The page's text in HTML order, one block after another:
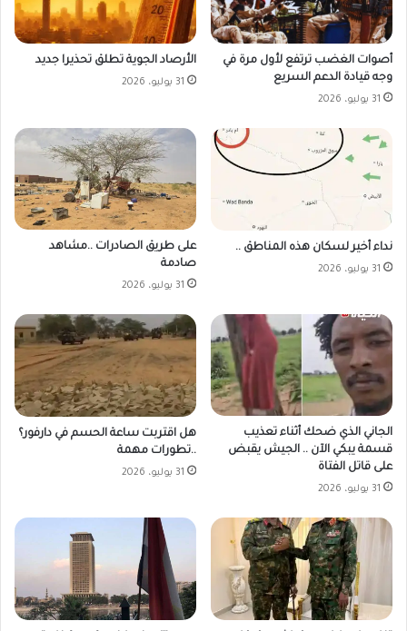
أصوات الغضب ترتفع لأول مرة في
وجه قيادة الدعم السريع
31 يوليو، 2026
الأرصاد الجوية تطلق تحذيرا جديد
31 يوليو، 2026
نداء أخير لسكان هذه المناطق ..
31 يوليو، 2026
على طريق الصادرات ..مشاهد
صادمة
31 يوليو، 2026
الجاني الذي ضحك أثناء تعذيب
قسمة يبكي الآن .. الجيش يقبض
على قاتل الفتاة
31 يوليو، 2026
هل اقتربت ساعة الحسم في دارفور؟
..تطورات مهمة
31 يوليو، 2026